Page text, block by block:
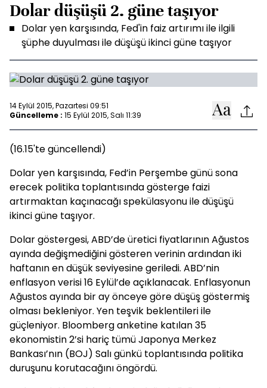
Dolar düşüşü 2. güne taşıyor
Dolar yen karşısında, Fed'in faiz artırımı ile ilgili
şüphe duyulması ile düşüşü ikinci güne taşıyor
14 Eylül 2015, Pazartesi 09:51
Güncelleme : 15 Eylül 2015, Salı 11:39
(16.15'te güncellendi)
Dolar yen karşısında, Fed’in Perşembe günü sona
erecek politika toplantısında gösterge faizi
artırmaktan kaçınacağı spekülasyonu ile düşüşü
ikinci güne taşıyor.
Dolar göstergesi, ABD’de üretici fiyatlarının Ağustos
ayında değişmediğini gösteren verinin ardından iki
haftanın en düşük seviyesine geriledi. ABD’nin
enflasyon verisi 16 Eylül’de açıklanacak. Enflasyonun
Ağustos ayında bir ay önceye göre düşüş göstermiş
olması bekleniyor. Yen teşvik beklentileri ile
güçleniyor. Bloomberg anketine katılan 35
ekonomistin 2’si hariç tümü Japonya Merkez
Bankası’nın (BOJ) Salı günkü toplantısında politika
duruşunu korutacağını öngördü.